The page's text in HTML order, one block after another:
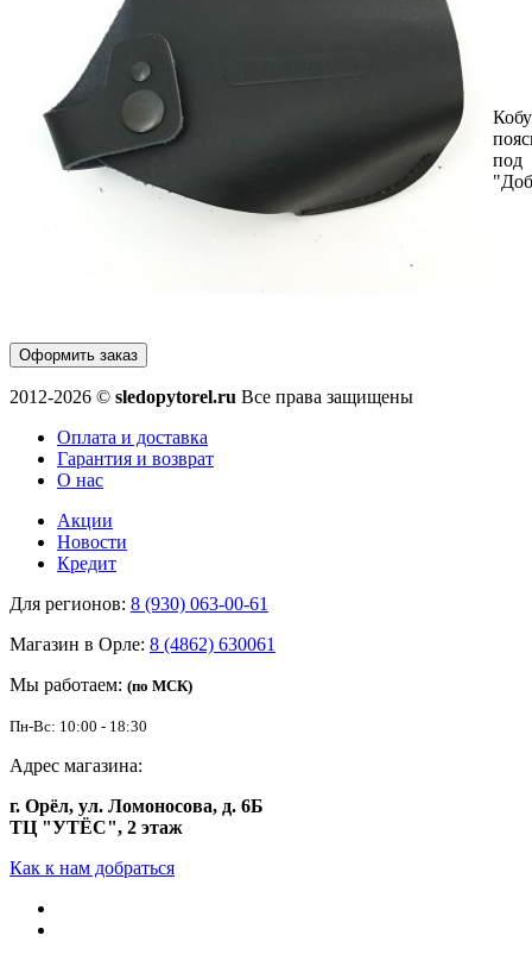
под
Оформить заказ
2012-2026 © sledopytorel.ru Все права защищены
Оплата и доставка
Гарантия и возврат
О нас
Акции
Новости
Кредит
Для регионов: 8 (930) 063-00-61
Магазин в Орле: 8 (4862) 630061
Мы работаем: (по МСК)
Пн-Вс: 10:00 - 18:30
Адрес магазина:
г. Орёл, ул. Ломоносова, д. 6Б
ТЦ "УТЁС", 2 этаж
Как к нам добраться